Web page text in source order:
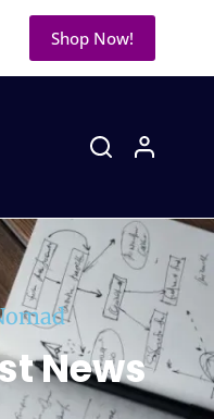
Shop Now!
News